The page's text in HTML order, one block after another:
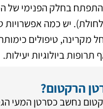
בחלק הפנימי של
יש כמה אפשרויות
מקרינה, טיפולים
תרופות ביולוגיות יעילות.
הרקטום?
נחשב כסרטן המעי